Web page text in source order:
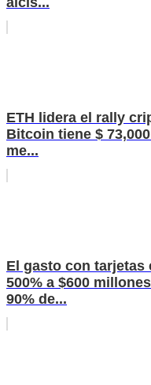
ETH lidera el rally
Bitcoin tiene $
me...
El gasto con
500% a $600
90% de...